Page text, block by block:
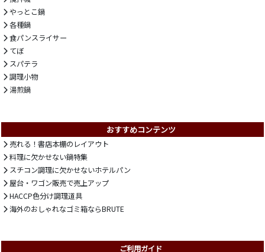
やっとこ鍋
各種鍋
食パンスライサー
てぼ
スパテラ
調理小物
湯煎鍋
おすすめコンテンツ
売れる！書店本棚のレイアウト
料理に欠かせない鍋特集
スチコン調理に欠かせないホテルパン
屋台・ワゴン販売で売上アップ
HACCP色分け調理道具
海外のおしゃれなゴミ箱ならBRUTE
ご利用ガイド